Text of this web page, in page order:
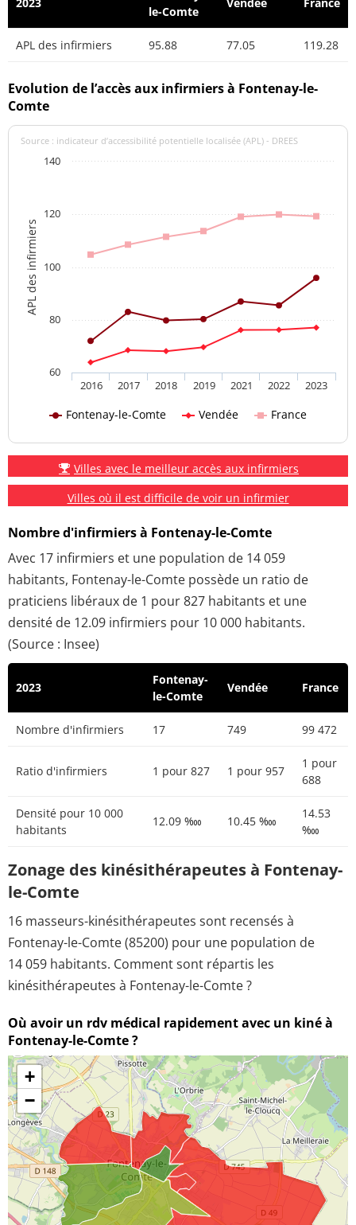
le-Comte
APL des infirmiers 95.88 77.05 119.28
Evolution de l’accès aux infirmiers à Fontenay-le-
Comte
APL des infirmiers
Source : indicateur d’accessibilité potentielle localisée (APL) - DREES
Fontenay-le-Comte Vendée France
2016 2017 2018 2019 2021 2022 2023
60
80
100
120
140
Villes avec le meilleur accès aux infirmiers
Villes où il est difficile de voir un infirmier
Nombre d'infirmiers à Fontenay-le-Comte
Avec 17 infirmiers et une population de 14 059
habitants, Fontenay-le-Comte possède un ratio de
praticiens libéraux de 1 pour 827 habitants et une
densité de 12.09 infirmiers pour 10 000 habitants.
(Source : Insee)
2023
Fontenay-
le-Comte
Vendée France
Nombre d'infirmiers 17 749 99 472
Ratio d'infirmiers 1 pour 827 1 pour 957
1 pour
688
Densité pour 10 000
habitants
12.09 ‱ 10.45 ‱
14.53
‱
Zonage des kinésithérapeutes à Fontenay-
le-Comte
16 masseurs-kinésithérapeutes sont recensés à
Fontenay-le-Comte (85200) pour une population de
14 059 habitants. Comment sont répartis les
kinésithérapeutes à Fontenay-le-Comte ?
Où avoir un rdv médical rapidement avec un kiné à
Fontenay-le-Comte ?
+
−